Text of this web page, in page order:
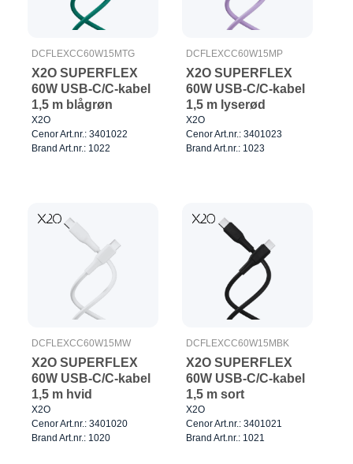
DCFLEXCC60W15MTG
X2O SUPERFLEX
60W USB-C/C-kabel
1,5 m blågrøn
X2O
Cenor Art.nr.: 3401022
Brand Art.nr.: 1022
DCFLEXCC60W15MP
X2O SUPERFLEX
60W USB-C/C-kabel
1,5 m lyserød
X2O
Cenor Art.nr.: 3401023
Brand Art.nr.: 1023
DCFLEXCC60W15MW
X2O SUPERFLEX
60W USB-C/C-kabel
1,5 m hvid
X2O
Cenor Art.nr.: 3401020
Brand Art.nr.: 1020
DCFLEXCC60W15MBK
X2O SUPERFLEX
60W USB-C/C-kabel
1,5 m sort
X2O
Cenor Art.nr.: 3401021
Brand Art.nr.: 1021